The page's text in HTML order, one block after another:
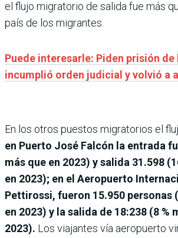
el flujo migratorio de salida fue más
país de los migrantes.
Puede interesarle: Piden prisión
incumplió orden judicial y volvió a
En los otros puestos migratorios el
en Puerto José Falcón la entrada
más que en 2023) y salida 31.598
en 2023); en el Aeropuerto
Pettirossi, fueron 15.950 personas
en 2023) y la salida de 18:238 (8 %
2023). Los viajantes vía aeropuerto